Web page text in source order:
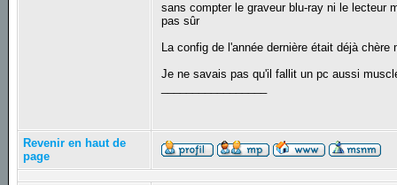
sans compter le graveur blu-ray ni le lecteur
pas sûr
La config de l'année dernière était déjà
Je ne savais pas qu'il fallit un pc aussi
Revenir en haut de
page